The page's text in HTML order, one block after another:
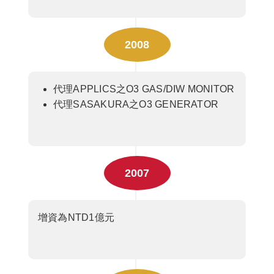
2008
代理APPLICS之O3 GAS/DIW MONITOR
代理SASAKURA之O3 GENERATOR
2007
增資為NTD1億元